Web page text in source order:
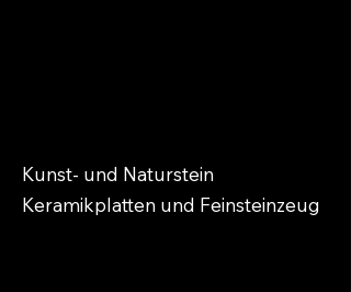
Kunst- und Naturstein
Keramikplatten und Feinsteinzeug